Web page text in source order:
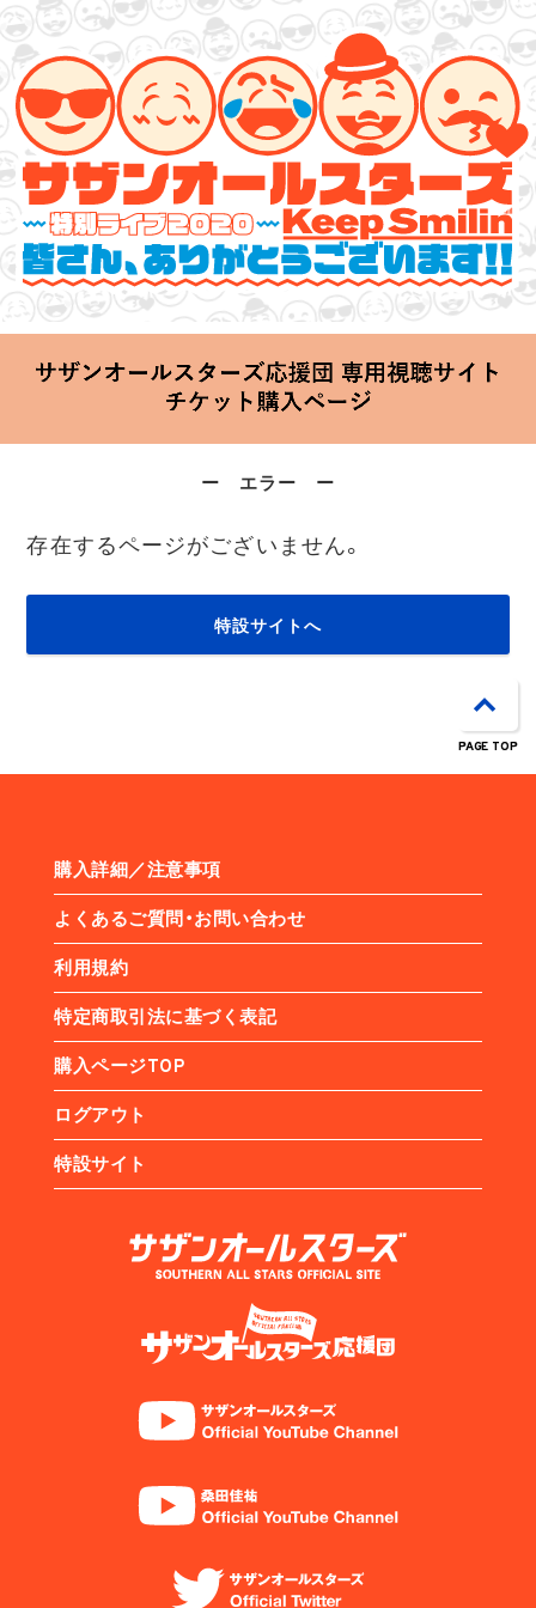
サザンオールスターズ 特別ライブ 2020
「Keep Smilin’～皆さん、ありがとうございます!!～」
2020.06.25 Thu 20:00 Start at 横浜アリーナ
ー エラー ー
存在するページがございません。
特設サイトへ
購入詳細／注意事項
よくあるご質問・お問い合わせ
利用規約
特定商取引法に基づく表記
購入ページTOP
ログアウト
特設サイト
PAGE TOP